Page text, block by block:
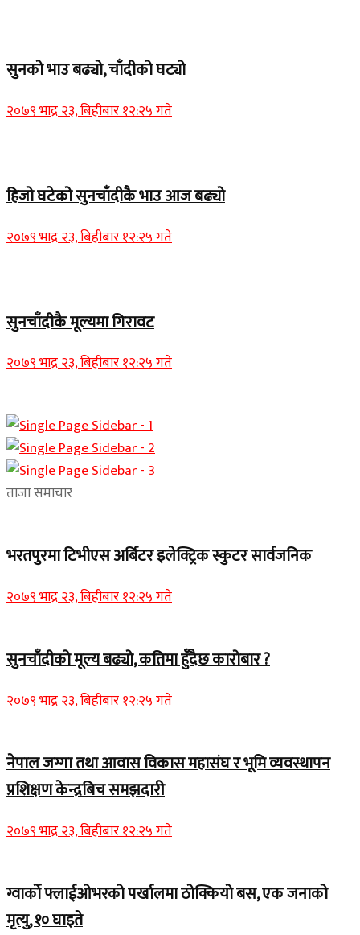
सुनको भाउ बढ्यो, चाँदीको घट्यो
२०७९ भाद्र २३, बिहीबार १२:२५ गते
हिजो घटेको सुनचाँदीकै भाउ आज बढ्यो
२०७९ भाद्र २३, बिहीबार १२:२५ गते
सुनचाँदीकै मूल्यमा गिरावट
२०७९ भाद्र २३, बिहीबार १२:२५ गते
ताजा समाचार
भरतपुरमा टिभीएस अर्बिटर इलेक्ट्रिक स्कुटर सार्वजनिक
२०७९ भाद्र २३, बिहीबार १२:२५ गते
सुनचाँदीको मूल्य बढ्यो, कतिमा हुँदैछ कारोबार ?
२०७९ भाद्र २३, बिहीबार १२:२५ गते
नेपाल जग्गा तथा आवास विकास महासंघ र भूमि व्यवस्थापन
प्रशिक्षण केन्द्रबिच समझदारी
२०७९ भाद्र २३, बिहीबार १२:२५ गते
ग्वार्को फ्लाईओभरको पर्खालमा ठोक्कियो बस, एक जनाको
मृत्यु, १० घाइते